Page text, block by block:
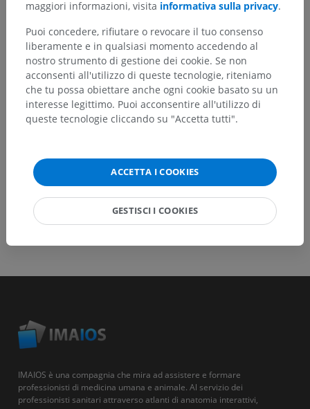
un miglioramento dei contenuti.
Segnala un problema
SCARICA L'APP
IMAIOS è una compagnia che mira ad assistere e formare
professionisti di medicina umana e animale. Al servizio dei
professionisti sanitari attraverso atlanti di anatomia interattivi,
maggiori informazioni, visita informativa sulla privacy.
Puoi concedere, rifiutare o revocare il tuo consenso
liberamente e in qualsiasi momento accedendo al
nostro strumento di gestione dei cookie. Se non
acconsenti all'utilizzo di queste tecnologie, riteniamo
che tu possa obiettare anche ogni cookie basato su un
interesse legittimo. Puoi acconsentire all'utilizzo di
queste tecnologie cliccando su "Accetta tutti".
ACCETTA I COOKIES
GESTISCI I COOKIES